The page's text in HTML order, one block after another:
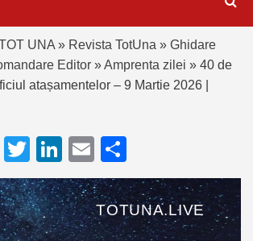
UNA » Revista TotUna » Ghidare
Editor »Amprenta zilei » 40 de
atașamentelor – 9 Martie 2026 |
WhatsApp
Twitter
LinkedIn
Email
TOTUNA.LIVE